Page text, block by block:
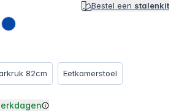
Bestel een stalenkit
82cm Eetkamerstoel